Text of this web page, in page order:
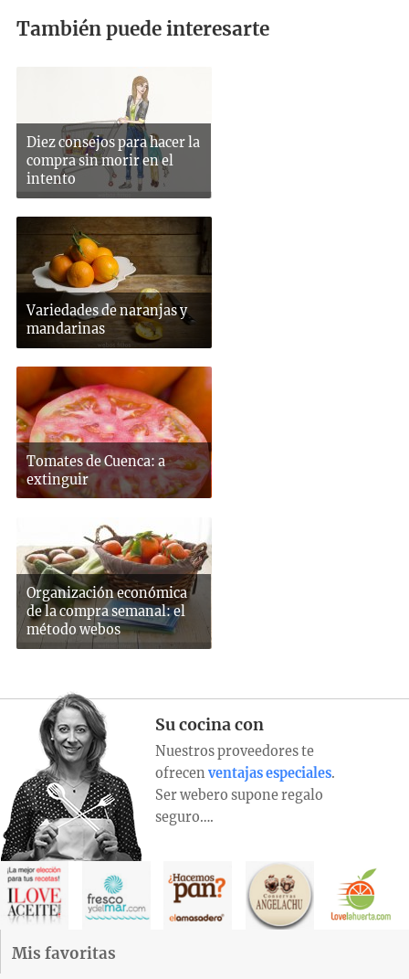
También puede interesarte
Diez consejos para hacer la
compra sin morir en el
intento
Variedades de naranjas y
mandarinas
Tomates de Cuenca: a
extinguir
Organización económica
de la compra semanal: el
método webos
Su cocina con
Nuestros proveedores te
ofrecen ventajas especiales.
Ser webero supone regalo
seguro….
Mis favoritas